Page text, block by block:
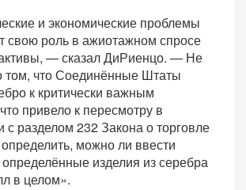
и экономические проблемы
свою роль в ажиотажном спросе
— сказал ДиРиенцо. — Не
том, что Соединённые Штаты
к критически важным
привело к пересмотру в
с разделом 232 Закона о торговле
можно ли ввести
изделия из серебра
в целом».